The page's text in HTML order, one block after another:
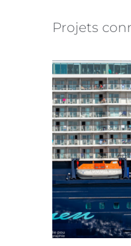
Projets